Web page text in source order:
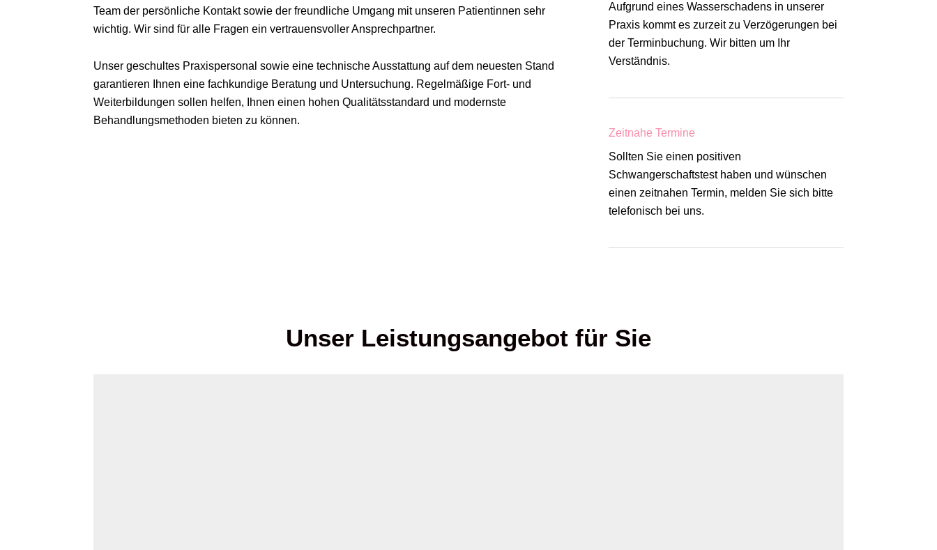
Team der persönliche Kontakt sowie der freundliche Umgang mit unseren Patientinnen sehr
wichtig. Wir sind für alle Fragen ein vertrauensvoller Ansprechpartner.
Unser geschultes Praxispersonal sowie eine technische Ausstattung auf dem neuesten Stand
garantieren Ihnen eine fachkundige Beratung und Untersuchung. Regelmäßige Fort- und
Weiterbildungen sollen helfen, Ihnen einen hohen Qualitätsstandard und modernste
Behandlungsmethoden bieten zu können.
Aufgrund eines Wasserschadens in unserer
Praxis kommt es zurzeit zu Verzögerungen bei
der Terminbuchung. Wir bitten um Ihr
Verständnis.
Zeitnahe Termine
Sollten Sie einen positiven
Schwangerschaftstest haben und wünschen
einen zeitnahen Termin, melden Sie sich bitte
telefonisch bei uns.
Unser Leistungsangebot für Sie